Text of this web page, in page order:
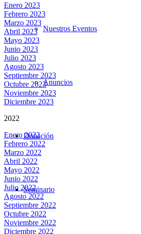
Nuestros Eventos
Anuncios
Donación
Seminario
Enero 2023
Febrero 2023
Marzo 2023
Abril 2023
Mayo 2023
Junio 2023
Julio 2023
Agosto 2023
Septiembre 2023
Octubre 2023
Noviembre 2023
Diciembre 2023
2022
Enero 2022
Febrero 2022
Marzo 2022
Abril 2022
Mayo 2022
Junio 2022
Julio 2022
Agosto 2022
Septiembre 2022
Octubre 2022
Noviembre 2022
Diciembre 2022